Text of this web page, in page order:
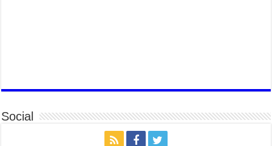
ТӨРИЙН ДАЛБААНЫ ӨДӨРТ ЗОРИУЛСАН
2026 оны 7 сар 14 / 17 цаг 47 минут
Өв соёлоо тээж яваа уяачдын галаар УИХ-ын
дарга С.Бямбацогт зочлон баяр хүргэв
Social